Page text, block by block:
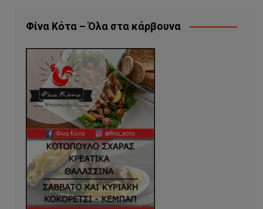
Φίνα Κότα – Όλα στα κάρβουνα